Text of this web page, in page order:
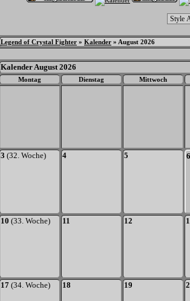
Legend of Crystal Fighter » Kalender » August 2026
Kalender August 2026
Montag Dienstag Mittwoch
3 (32. Woche) 4 5 6
10 (33. Woche) 11 12
17 (34. Woche) 18 19